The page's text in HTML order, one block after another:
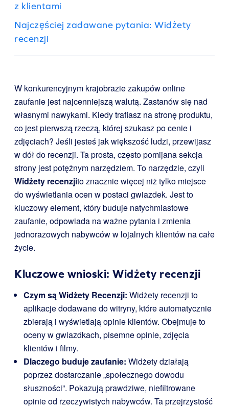
z klientami
Najczęściej zadawane pytania: Widżety
recenzji
W konkurencyjnym krajobrazie zakupów online
zaufanie jest najcenniejszą walutą. Zastanów się nad
własnymi nawykami. Kiedy trafiasz na stronę produktu,
co jest pierwszą rzeczą, której szukasz po cenie i
zdjęciach? Jeśli jesteś jak większość ludzi, przewijasz
w dół do recenzji. Ta prosta, często pomijana sekcja
strony jest potężnym narzędziem. To narzędzie, czyli
Widżety recenzjito znacznie więcej niż tylko miejsce
do wyświetlania ocen w postaci gwiazdek. Jest to
kluczowy element, który buduje natychmiastowe
zaufanie, odpowiada na ważne pytania i zmienia
jednorazowych nabywców w lojalnych klientów na całe
życie.
Kluczowe wnioski: Widżety recenzji
Czym są Widżety Recenzji: Widżety recenzji to
aplikacje dodawane do witryny, które automatycznie
zbierają i wyświetlają opinie klientów. Obejmuje to
oceny w gwiazdkach, pisemne opinie, zdjęcia
klientów i filmy.
Dlaczego buduje zaufanie: Widżety działają
poprzez dostarczanie „społecznego dowodu
słuszności”. Pokazują prawdziwe, niefiltrowane
opinie od rzeczywistych nabywców. Ta przejrzystość